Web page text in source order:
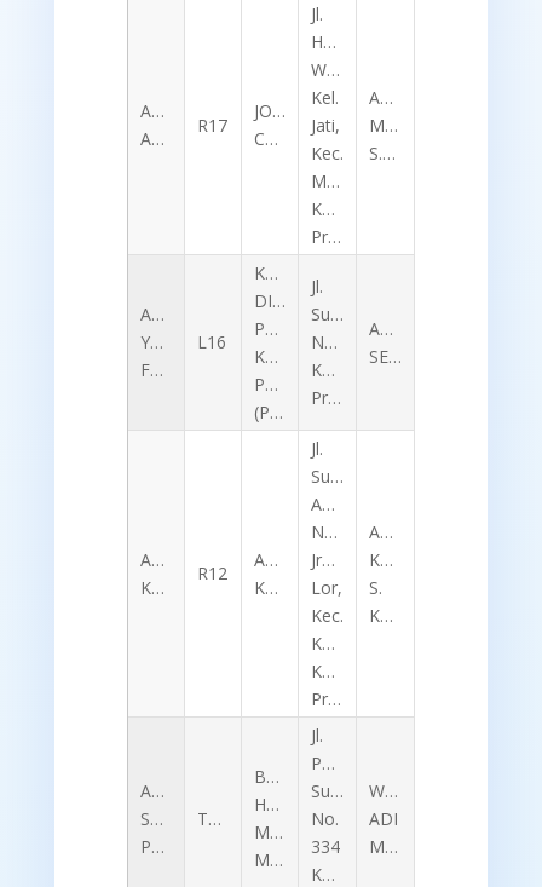
ABDURRAHMAN
AQIL
R17
JONAS
COMPUTECH
Jl.
Hayam
Wuruk,
Kel.
Jati,
Kec.
Mayangan,
Kota
Probolinggo
AFRI
MUBAROK,
S.Kom
ACHMAD
YUSUF
FEBRIYANTO
L16
KANTOR
DINAS
PERHUBUNGAN
KOTA
PROBOLINGGO
(PJU)
Jl.
Suroyo
No.17,
Kota
Probolinggo
AGOK
SETYOMONO
ADIT
KURNIAWAN
R12
AMD
KOMPUTER
Jl.
Sunan
Ampel
No.253,
Jrebeng
Lor,
Kec.
Kedopok,
Kota
Probolinggo
ACH.
KHOZIN,
S.
Kom
ADIT
SURYA
PRATAMA
TB46
BENGKEL
HONDA
MERPATI
MOTOR
Jl.
Panglima
Sudirman
No.
334
Kota
WAHYU
ADI
MUKHLAS